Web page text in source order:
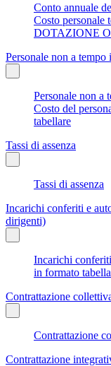
Conto annuale
Costo personale
DOTAZIONE
Personale non a tempo
Personale non a
Costo del
tabellare
Tassi di assenza
Tassi di assenza
Incarichi conferiti e
dirigenti)
Incarichi
in formato
Contrattazione
Contrattazione
Contrattazione